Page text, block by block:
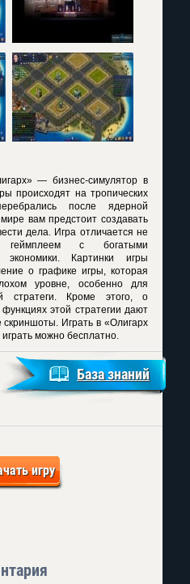
— бизнес-симулятор в
происходят на тропических
после ядерной
вам предстоит создавать
дела. Игра отличается не
геймплеем с богатыми
экономики. Картинки игры
о графике игры, которая
уровне, особенно для
стратеги. Кроме этого, о
этой стратегии дают
Играть в «Олигарх
можно бесплатно.
База знаний
игру